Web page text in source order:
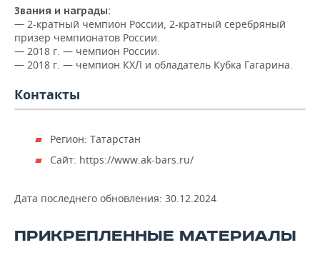
ТЕЛЕКОММУНИКАЦИИ
БИЗНЕС-БРАНЧИ
ONLINE-КОНФЕРЕНЦИИ
ФУТБОЛ
ХОККЕЙ
ВОЛЕЙБОЛ
КИБЕРСПОРТ
ВОДНЫЕ ВИДЫ СПОРТА
ХОККЕЙ С МЯЧОМ
НОВОСТИ ОБЩЕСТВА
ВЛАСТЬ
ИСТОРИЯ
КУЛЬТУРА
ОБРАЗОВАНИЕ
ПРОИСШЕСТВИЯ
ФОТОГАЛЕРЕЯ
СЮЖЕТЫ
СПИСОК ПЕРСОН
СПИСОК КОМПАНИЙ
ПОЛНАЯ ВЕРСИЯ
Звания и награды:
— 2-кратный чемпион России, 2-кратный серебряный
призер чемпионатов России.
— 2018 г. — чемпион России.
— 2018 г. — чемпион КХЛ и обладатель Кубка Гагарина.
Контакты
Регион: Татарстан
Сайт: https://www.ak-bars.ru/
Дата последнего обновления: 30.12.2024
ПРИКРЕПЛЕННЫЕ МАТЕРИАЛЫ